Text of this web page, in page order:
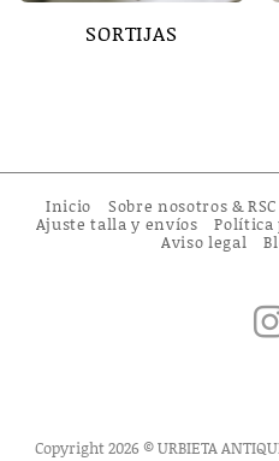
SORTIJAS
Inicio Sobre nosotros & RSC
Ajuste talla y envíos
Política
Aviso legal
Copyright 2026 © URBIETA